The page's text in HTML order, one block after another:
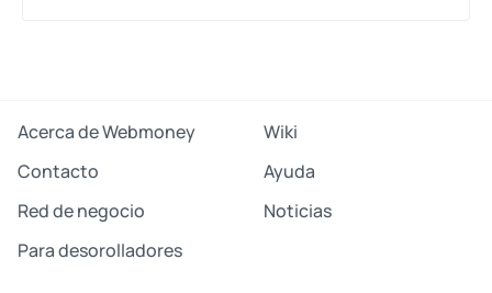
Acerca de Webmoney
Wiki
Contacto
Ayuda
Red de negocio
Noticias
Para desorolladores